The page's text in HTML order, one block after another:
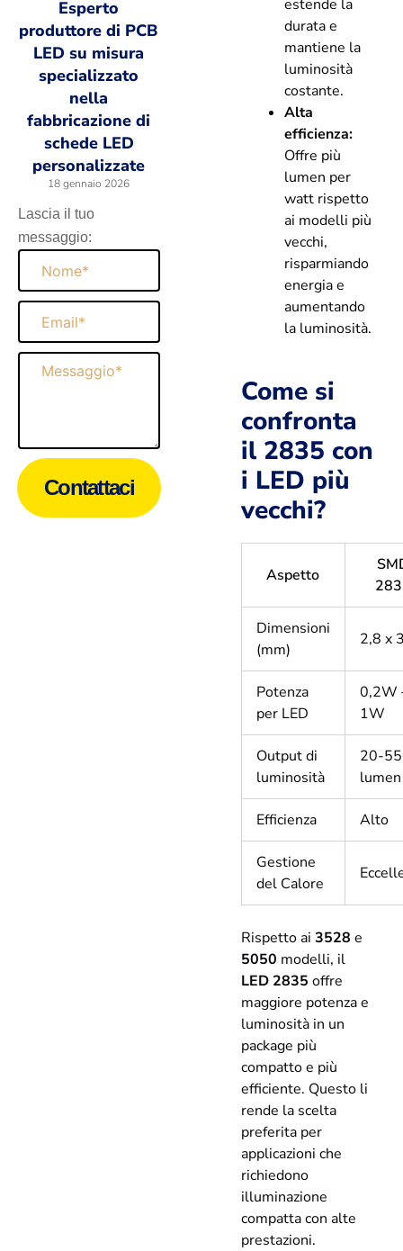
Esperto
produttore di PCB
LED su misura
specializzato
nella
fabbricazione di
schede LED
personalizzate
18 gennaio 2026
Lascia il tuo
messaggio:
Nome
Email
Messaggio
Contattaci
estende la
durata e
mantiene la
luminosità
costante.
Alta
efficienza:
Offre più
lumen per
watt rispetto
ai modelli più
vecchi,
risparmiando
energia e
aumentando
la luminosità.
Come si
confronta
il 2835 con
i LED più
vecchi?
Aspetto
Dimensioni
(mm)
2,8 x
Potenza
per LED
0,2W
1W
Output di
luminosità
20-
lumen
Efficienza Alto
Gestione
del Calore
Rispetto ai 3528 e
5050 modelli, il
LED 2835 offre
maggiore potenza e
luminosità in un
package più
compatto e più
efficiente. Questo li
rende la scelta
preferita per
applicazioni che
richiedono
illuminazione
compatta con alte
prestazioni.